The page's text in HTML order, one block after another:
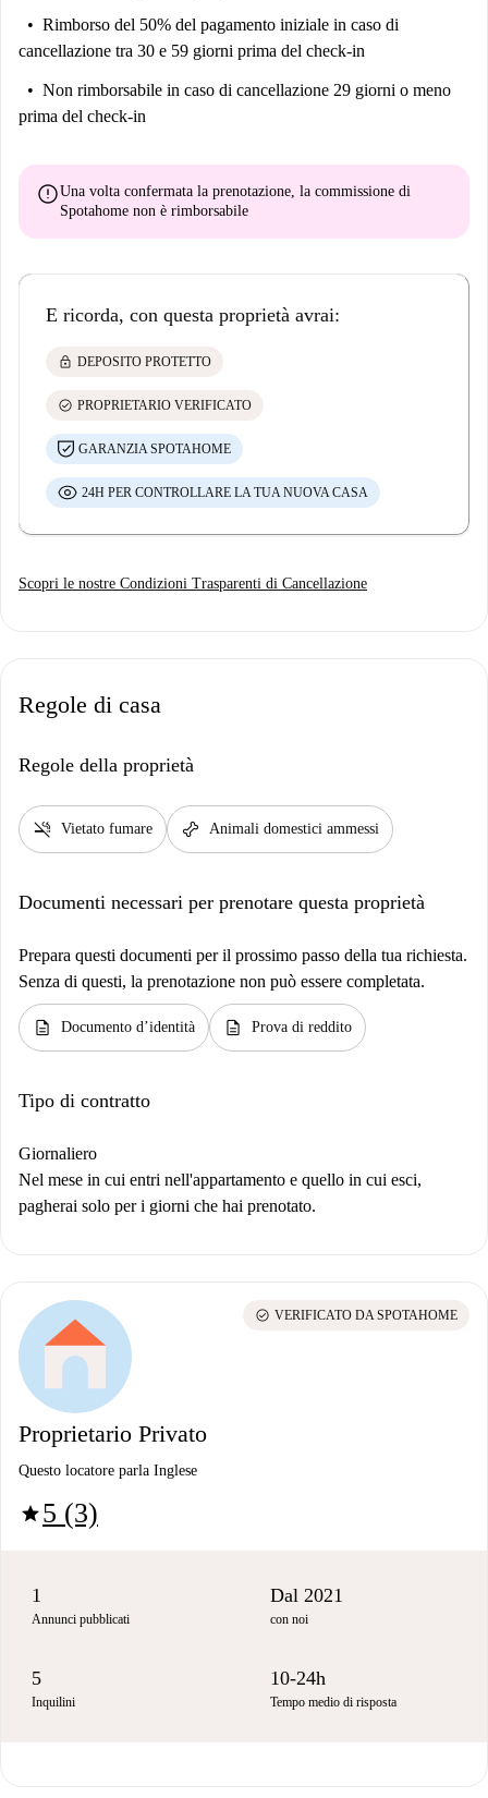
Rimborso del 50% del pagamento iniziale in caso di
cancellazione tra 30 e 59 giorni prima del check-in
Non rimborsabile in caso di cancellazione 29 giorni o meno
prima del check-in
errorUna volta confermata la prenotazione, la commissione di
Spotahome non è rimborsabile
E ricorda, con questa proprietà avrai:
lock DEPOSITO PROTETTO
check_circle PROPRIETARIO VERIFICATO
GARANZIA SPOTAHOME
24H PER CONTROLLARE LA TUA NUOVA CASA
Scopri le nostre Condizioni Trasparenti di Cancellazione
Regole di casa
Regole della proprietà
smoke_free Vietato fumare pet_supplies Animali domestici ammessi
Documenti necessari per prenotare questa proprietà
Prepara questi documenti per il prossimo passo della tua richiesta.
Senza di questi, la prenotazione non può essere completata.
description Documento d’identità description Prova di reddito
Tipo di contratto
Giornaliero
Nel mese in cui entri nell'appartamento e quello in cui esci,
pagherai solo per i giorni che hai prenotato.
Proprietario Privato
Questo locatore parla Inglese
star5 (3)
check_circle VERIFICATO DA SPOTAHOME
1
Annunci pubblicati
Dal 2021
con noi
5
Inquilini
10-24h
Tempo medio di risposta